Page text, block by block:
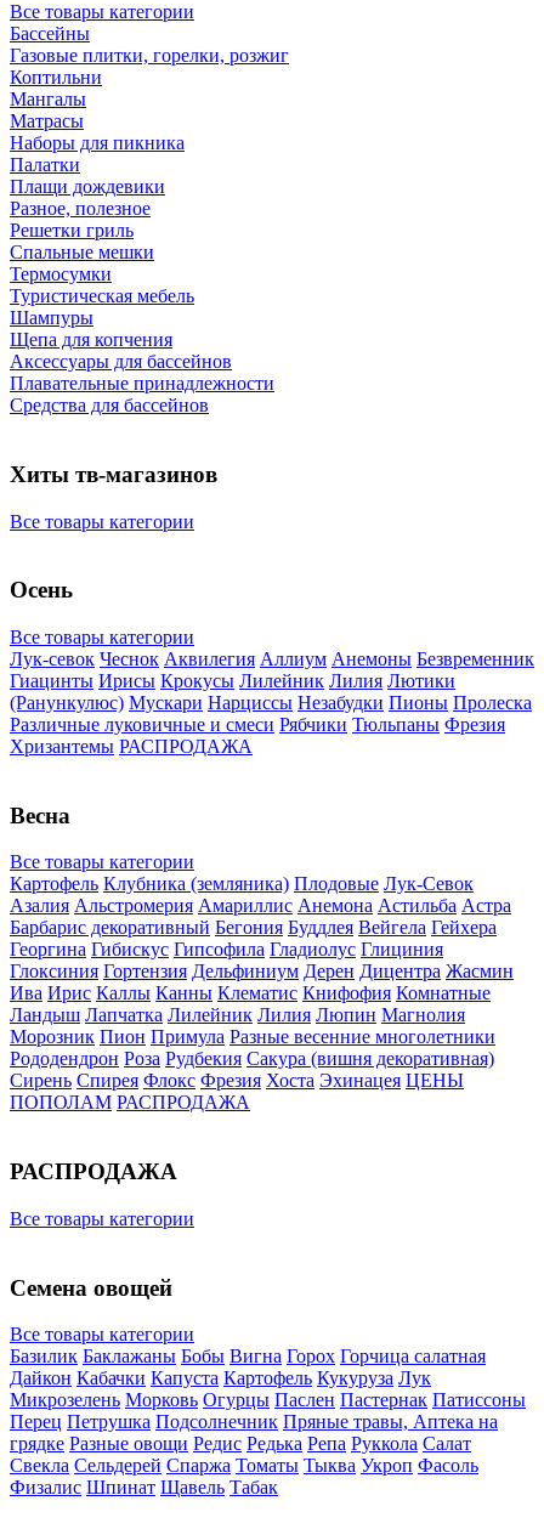
Все товары категории
Бассейны
Газовые плитки, горелки, розжиг
Коптильни
Мангалы
Матрасы
Наборы для пикника
Палатки
Плащи дождевики
Разное, полезное
Решетки гриль
Спальные мешки
Термосумки
Туристическая мебель
Шампуры
Щепа для копчения
Аксессуары для бассейнов
Плавательные принадлежности
Средства для бассейнов
Хиты тв-магазинов
Все товары категории
Осень
Все товары категории
Лук-севок Чеснок Аквилегия Аллиум Анемоны Безвременник
Гиацинты Ирисы Крокусы Лилейник Лилия Лютики
(Ранункулюс) Мускари Нарцисcы Незабудки Пионы Пролеска
Различные луковичные и смеси Рябчики Тюльпаны Фрезия
Хризантемы РАСПРОДАЖА
Весна
Все товары категории
Картофель Клубника (земляника) Плодовые Лук-Севок
Азалия Альстромерия Амариллис Анемона Астильба Астра
Барбарис декоративный Бегония Буддлея Вейгела Гейхера
Георгина Гибискус Гипсофила Гладиолус Глициния
Глоксиния Гортензия Дельфиниум Дерен Дицентра Жасмин
Ива Ирис Каллы Канны Клематис Книфофия Комнатные
Ландыш Лапчатка Лилейник Лилия Люпин Магнолия
Морозник Пион Примула Разные весенние многолетники
Рододендрон Роза Рудбекия Сакура (вишня декоративная)
Сирень Спирея Флокс Фрезия Хоста Эхинацея ЦЕНЫ
ПОПОЛАМ РАСПРОДАЖА
РАСПРОДАЖА
Все товары категории
Семена овощей
Все товары категории
Базилик Баклажаны Бобы Вигна Горох Горчица салатная
Дайкон Кабачки Капуста Картофель Кукуруза Лук
Микрозелень Морковь Огурцы Паслен Пастернак Патиссоны
Перец Петрушка Подсолнечник Пряные травы, Аптека на
грядке Разные овощи Редис Редька Репа Руккола Салат
Свекла Сельдерей Спаржа Томаты Тыква Укроп Фасоль
Физалис Шпинат Щавель Табак